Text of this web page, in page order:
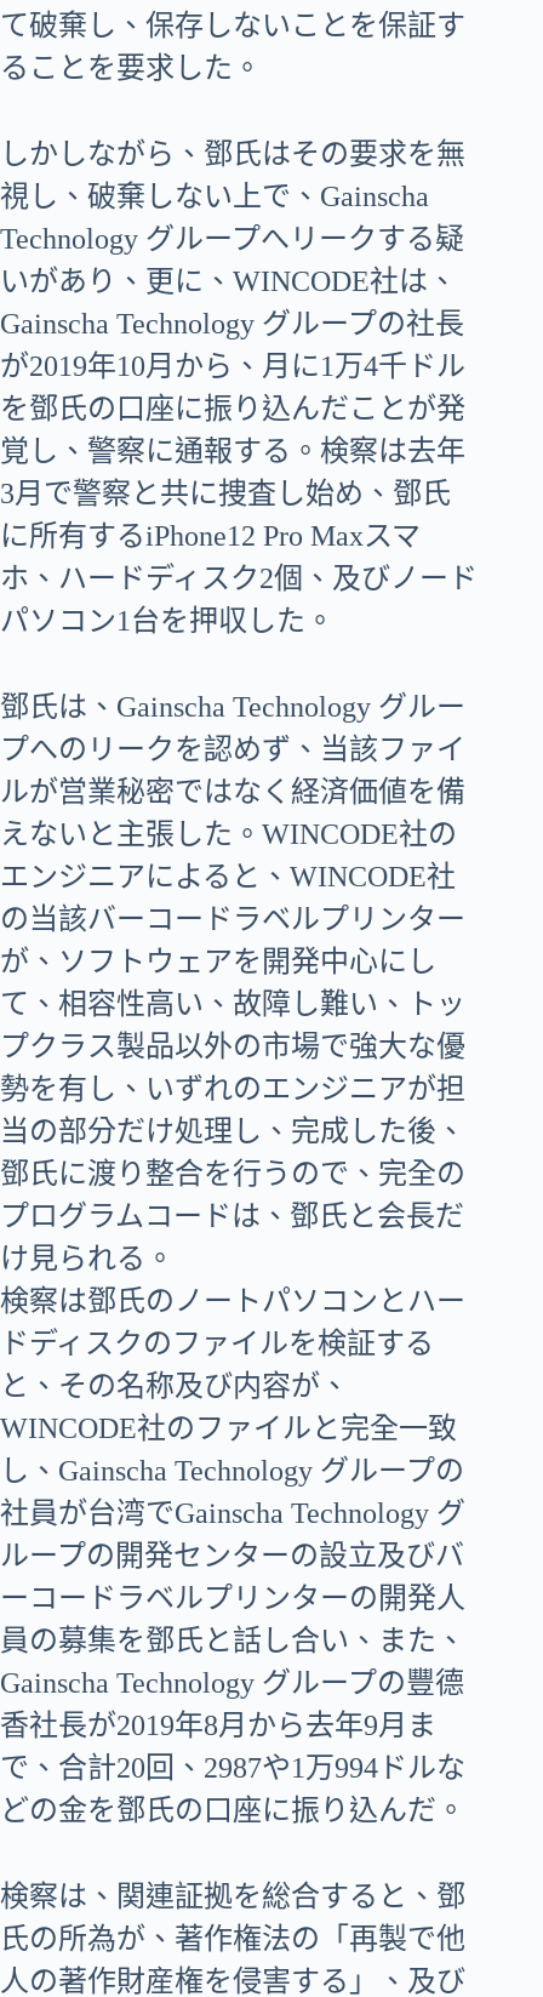
て破棄し、保存しないことを保証す
ることを要求した。
しかしながら、鄧氏はその要求を無
視し、破棄しない上で、Gainscha
Technology グループへリークする疑
いがあり、更に、WINCODE社は、
Gainscha Technology グループの社長
が2019年10月から、月に1万4千ドル
を鄧氏の口座に振り込んだことが発
覚し、警察に通報する。検察は去年
3月で警察と共に捜査し始め、鄧氏
に所有するiPhone12 Pro Maxスマ
ホ、ハードディスク2個、及びノード
パソコン1台を押収した。
鄧氏は、Gainscha Technology グルー
プへのリークを認めず、当該ファイ
ルが営業秘密ではなく経済価値を備
えないと主張した。WINCODE社の
エンジニアによると、WINCODE社
の当該バーコードラベルプリンター
が、ソフトウェアを開発中心にし
て、相容性高い、故障し難い、トッ
プクラス製品以外の市場で強大な優
勢を有し、いずれのエンジニアが担
当の部分だけ処理し、完成した後、
鄧氏に渡り整合を行うので、完全の
プログラムコードは、鄧氏と会長だ
け見られる。
検察は鄧氏のノートパソコンとハー
ドディスクのファイルを検証する
と、その名称及び内容が、
WINCODE社のファイルと完全一致
し、Gainscha Technology グループの
社員が台湾でGainscha Technology グ
ループの開発センターの設立及びバ
ーコードラベルプリンターの開発人
員の募集を鄧氏と話し合い、また、
Gainscha Technology グループの豐德
香社長が2019年8月から去年9月ま
で、合計20回、2987や1万994ドルな
どの金を鄧氏の口座に振り込んだ。
検察は、関連証拠を総合すると、鄧
氏の所為が、著作権法の「再製で他
人の著作財産権を侵害する」、及び